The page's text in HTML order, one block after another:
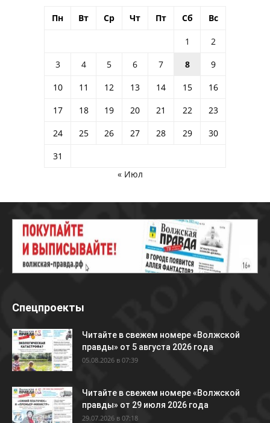
Пн Вт Ср Чт Пт Сб Вс
1
2
3
4 5 6 7 8
9
10
11 12 13 14 15
16
17
18 19 20 21 22
23
24
25 26 27 28 29
30
31
« Июл
Спецпроекты
Читайте в свежем номере «Волжской
правды» от 5 августа 2026 года
05.08.2026 в 07:39
Читайте в свежем номере «Волжской
правды» от 29 июля 2026 года
29.07.2026 в 07:18